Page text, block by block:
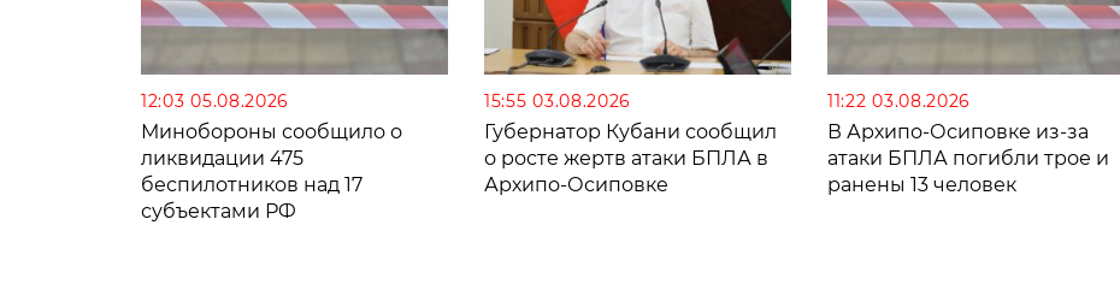
12:03 05.08.2026
Минобороны сообщило о
ликвидации 475
беспилотников над 17
субъектами РФ
15:55 03.08.2026
Губернатор Кубани сообщил
о росте жертв атаки БПЛА в
Архипо-Осиповке
11:22 03.08.2026
В Архипо-Осиповке из-за
атаки БПЛА погибли трое и
ранены 13 человек